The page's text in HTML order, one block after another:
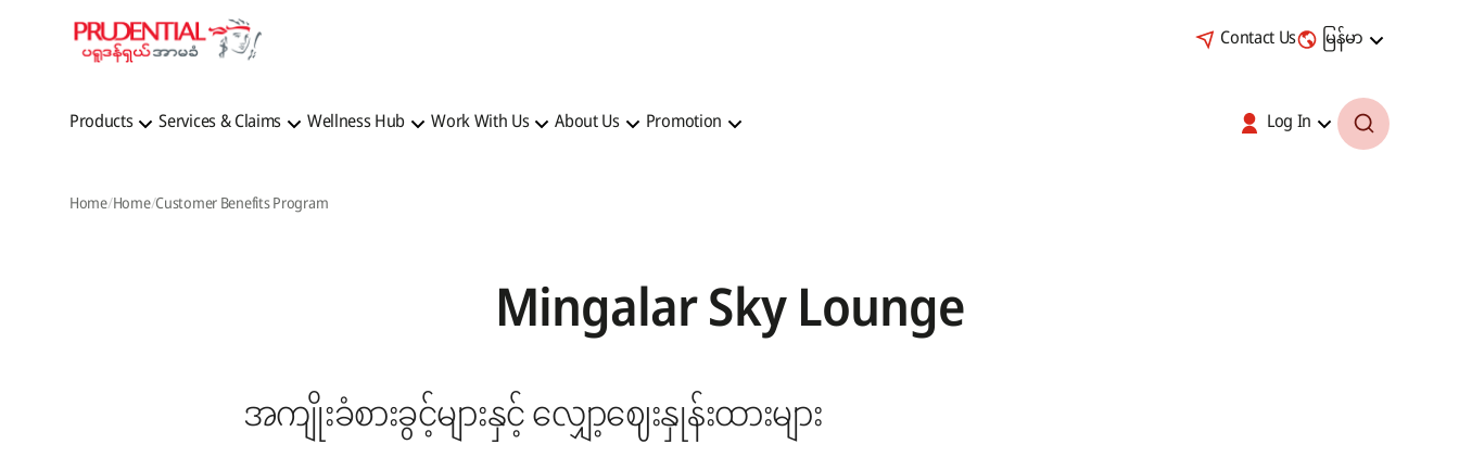
Contact Us မြန်မာ
Products Services & Claims Wellness Hub Work With Us About Us Promotion Log In
HomeHomeCustomer Benefits Program
Mingalar Sky Lounge
အကျိုးခံစားခွင့်များနှင့် လျှော့ဈေးနှုန်းထားများ